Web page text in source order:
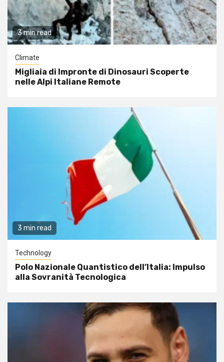
3 min read
Climate
Migliaia di Impronte di Dinosauri Scoperte
nelle Alpi Italiane Remote
3 min read
Technology
Polo Nazionale Quantistico dell’Italia: Impulso
alla Sovranità Tecnologica